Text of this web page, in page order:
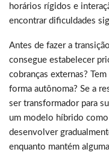
horários rígidos e
encontrar dificuldades
Antes de fazer a
consegue estabelecer
cobranças externas?
forma autônoma? Se a
ser transformador para
um modelo híbrido
desenvolver
enquanto mantém